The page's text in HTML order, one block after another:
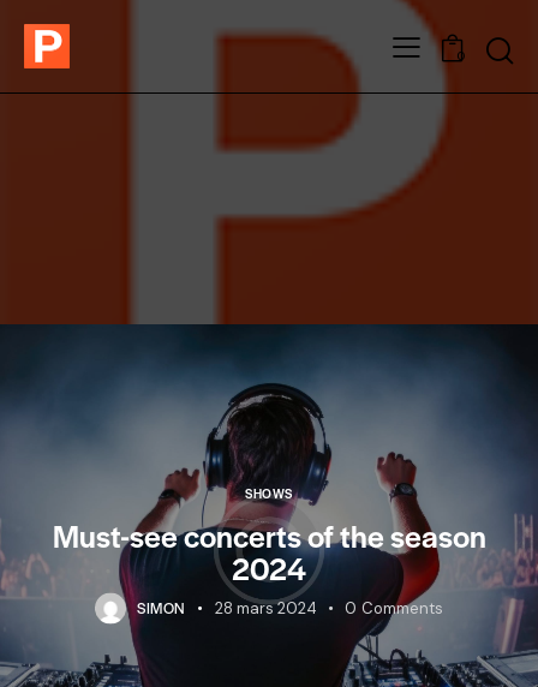
0
SHOWS
Must-see concerts of the season
2024
SIMON 28 mars 2024 0 Comments